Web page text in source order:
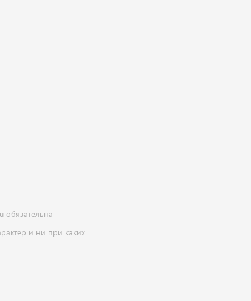
обязательна
и ни при каких